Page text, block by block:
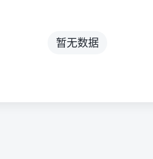
暂无数据